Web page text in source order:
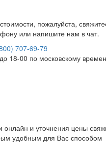
пожалуйста,
или напишите нам в чат.
707-69-79
18-00 по московскому
онлайн и уточнения цены
удобным для Вас способом